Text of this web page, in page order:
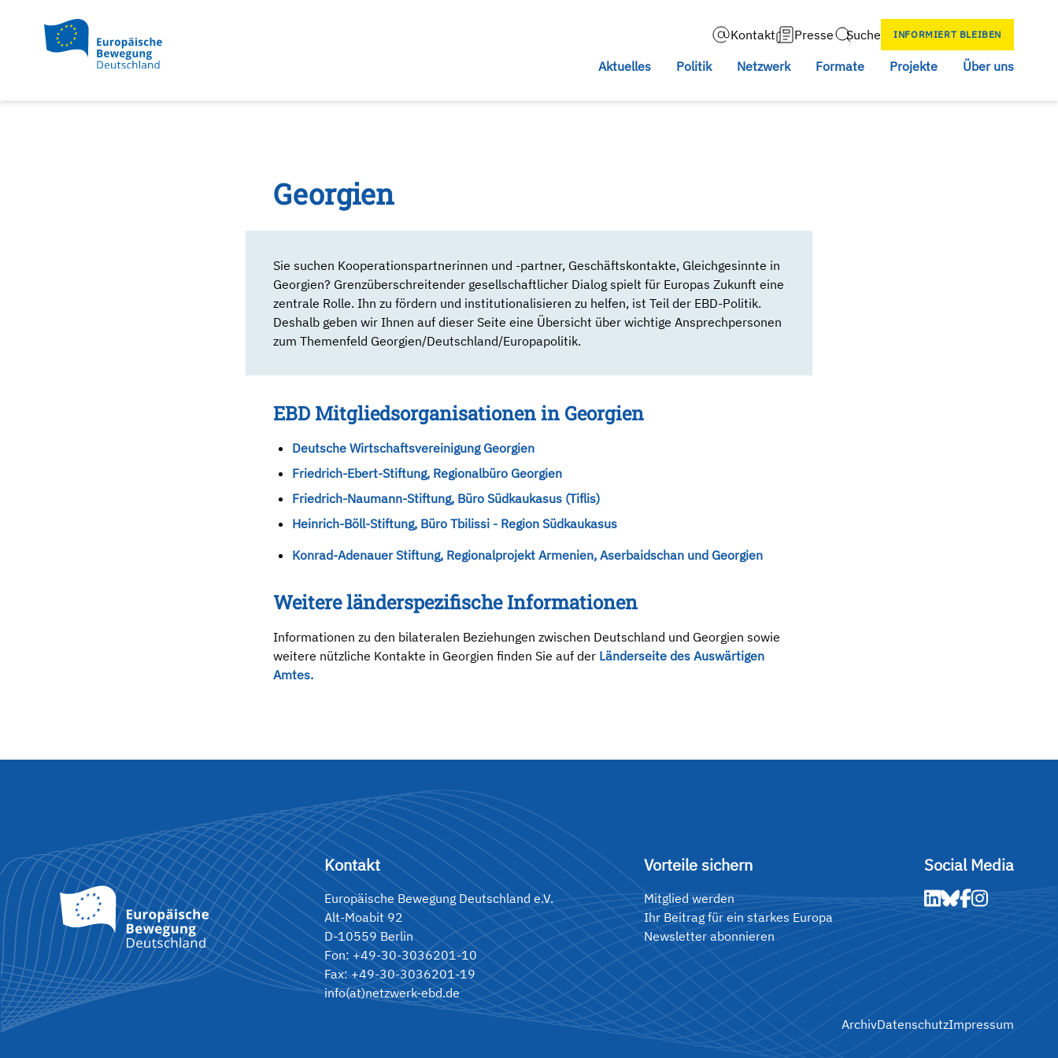
Kontakt Presse
Search
Suche INFORMIERT BLEIBEN
Aktuelles Politik Netzwerk Formate Projekte Über uns
Georgien
Sie suchen Kooperationspartnerinnen und -partner, Geschäftskontakte, Gleichgesinnte in
Georgien? Grenzüberschreitender gesellschaftlicher Dialog spielt für Europas Zukunft eine
zentrale Rolle. Ihn zu fördern und institutionalisieren zu helfen, ist Teil der EBD-Politik.
Deshalb geben wir Ihnen auf dieser Seite eine Übersicht über wichtige Ansprechpersonen
zum Themenfeld Georgien/Deutschland/Europapolitik.
EBD Mitgliedsorganisationen in Georgien
Deutsche Wirtschaftsvereinigung Georgien
Friedrich-Ebert-Stiftung, Regionalbüro Georgien
Friedrich-Naumann-Stiftung, Büro Südkaukasus (Tiflis)
Heinrich-Böll-Stiftung, Büro Tbilissi - Region Südkaukasus
Konrad-Adenauer Stiftung, Regionalprojekt Armenien, Aserbaidschan und Georgien
Weitere länderspezifische Informationen
Informationen zu den bilateralen Beziehungen zwischen Deutschland und Georgien sowie
weitere nützliche Kontakte in Georgien finden Sie auf der Länderseite des Auswärtigen
Amtes.
Kontakt
Europäische Bewegung Deutschland e.V.
Alt-Moabit 92
D-10559 Berlin
Fon: +49-30-3036201-10
Fax: +49-30-3036201-19
info(at)netzwerk-ebd.de
Vorteile sichern
Mitglied werden
Ihr Beitrag für ein starkes Europa
Newsletter abonnieren
Social Media
ArchivDatenschutzImpressum